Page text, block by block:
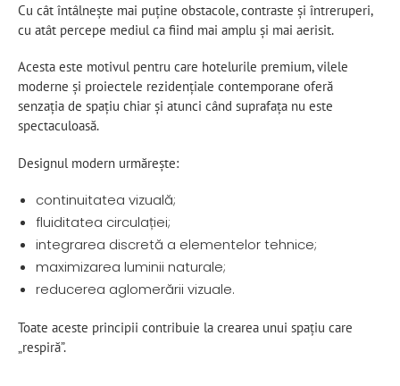
Cu cât întâlnește mai puține obstacole, contraste și întreruperi,
cu atât percepe mediul ca fiind mai amplu și mai aerisit.
Acesta este motivul pentru care hotelurile premium, vilele
moderne și proiectele rezidențiale contemporane oferă
senzația de spațiu chiar și atunci când suprafața nu este
spectaculoasă.
Designul modern urmărește:
continuitatea vizuală;
fluiditatea circulației;
integrarea discretă a elementelor tehnice;
maximizarea luminii naturale;
reducerea aglomerării vizuale.
Toate aceste principii contribuie la crearea unui spațiu care
„respiră”.